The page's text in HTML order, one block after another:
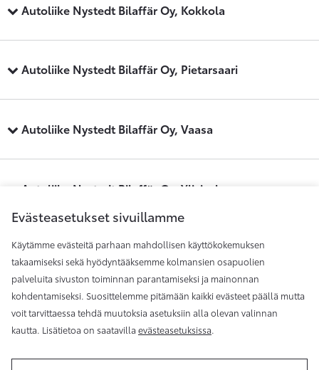
Autoliike Nystedt Bilaffär Oy, Kokkola
Autoliike Nystedt Bilaffär Oy, Pietarsaari
Autoliike Nystedt Bilaffär Oy, Vaasa
Autoliike Nystedt Bilaffär Oy, Ylivieska
Maakunnan Auto, Kauhajoki
Maakunnan Auto, Seinäjoki
Evästeasetukset sivuillamme
Käytämme evästeitä parhaan mahdollisen käyttökokemuksen
takaamiseksi sekä hyödyntääksemme kolmansien osapuolien
palveluita sivuston toiminnan parantamiseksi ja mainonnan
kohdentamiseksi. Suosittelemme pitämään kaikki evästeet päällä mutta
voit tarvittaessa tehdä muutoksia asetuksiin alla olevan valinnan
kautta. Lisätietoa on saatavilla evästeasetuksissa.